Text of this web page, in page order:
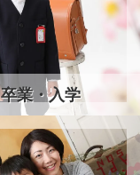
卒業・入学